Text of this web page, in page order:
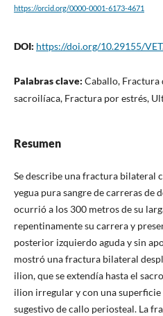
https://orcid.org/0000-0001-6173-4671
DOI: https://doi.org/10.29155/
Palabras clave: Caballo,
sacroilíaca, Fractura por estrés,
Resumen
Se describe una fractura bilateral
yegua pura sangre de carreras de
ocurrió a los 300 metros de su
repentinamente su carrera y
posterior izquierdo aguda y sin
mostró una fractura bilateral
ilion, que se extendía hasta el
ilion irregular y con una superficie
sugestivo de callo periosteal. La